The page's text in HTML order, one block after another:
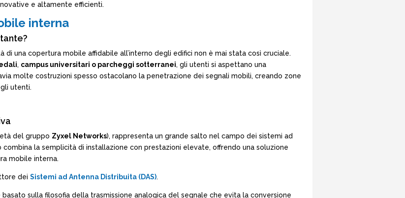
e altamente efficienti.
interna
di una copertura mobile affidabile all’interno degli edifici non è mai stata così cruciale.
, campus universitari o parcheggi sotterranei, gli utenti si aspettano una
molte costruzioni spesso ostacolano la penetrazione dei segnali mobili, creando zone
utenti.
del gruppo Zyxel Networks), rappresenta un grande salto nel campo dei sistemi ad
la semplicità di installazione con prestazioni elevate, offrendo una soluzione
mobile interna.
dei Sistemi ad Antenna Distribuita (DAS).
sulla filosofia della trasmissione analogica del segnale che evita la conversione